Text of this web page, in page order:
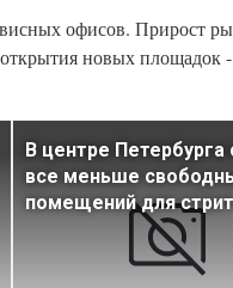
офисов. Прирост
новых
В центре Петербурга
все меньше
помещений для